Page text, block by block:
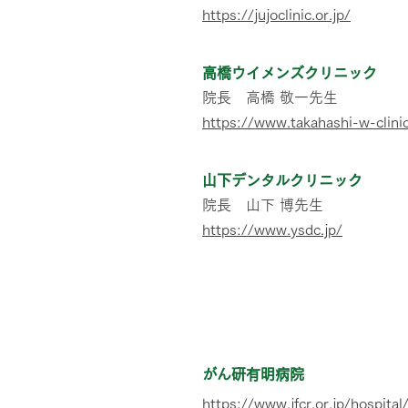
https://jujoclinic.or.jp/
高橋ウイメンズクリニック
院長 高橋 敬一先生
https://www.takahashi-w-
山下デンタルクリニック
院長 山下 博先生
https://www.ysdc.jp/
がん研有明病院
https://www.jfcr.or.jp/hospital/